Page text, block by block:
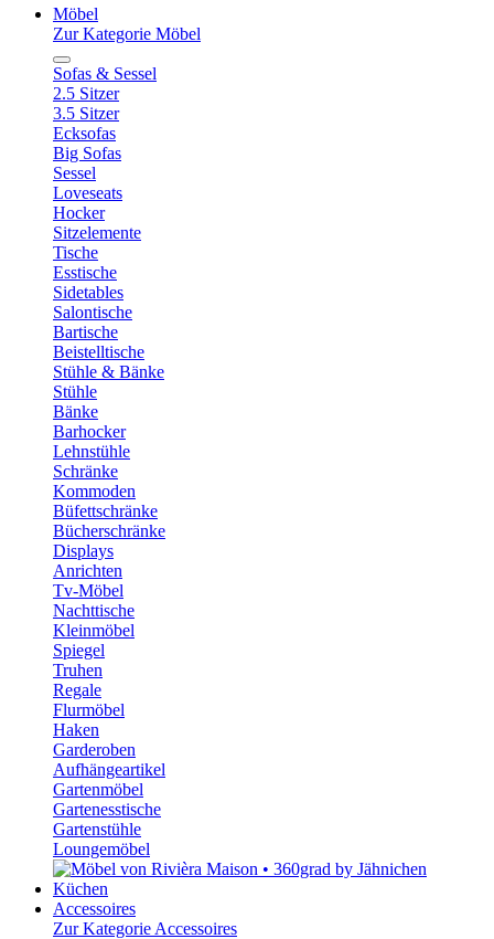
Möbel
Zur Kategorie Möbel
Sofas & Sessel
2.5 Sitzer
3.5 Sitzer
Ecksofas
Big Sofas
Sessel
Loveseats
Hocker
Sitzelemente
Tische
Esstische
Sidetables
Salontische
Bartische
Beistelltische
Stühle & Bänke
Stühle
Bänke
Barhocker
Lehnstühle
Schränke
Kommoden
Büfettschränke
Bücherschränke
Displays
Anrichten
Tv-Möbel
Nachttische
Kleinmöbel
Spiegel
Truhen
Regale
Flurmöbel
Haken
Garderoben
Aufhängeartikel
Gartenmöbel
Gartenesstische
Gartenstühle
Loungemöbel
Küchen
Accessoires
Zur Kategorie Accessoires